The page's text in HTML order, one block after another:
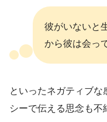
彼がいないと
から彼は会っ
といったネガティブ
シーで伝える思念も不